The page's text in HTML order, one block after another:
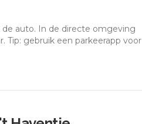
auto. In de directe omgeving
Tip: gebruik een parkeerapp voor